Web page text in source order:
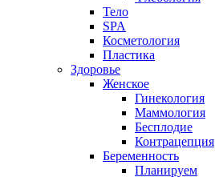
Тело
SPA
Косметология
Пластика
Здоровье
Женское
Гинекология
Маммология
Бесплодие
Контрацепция
Беременность
Планируем